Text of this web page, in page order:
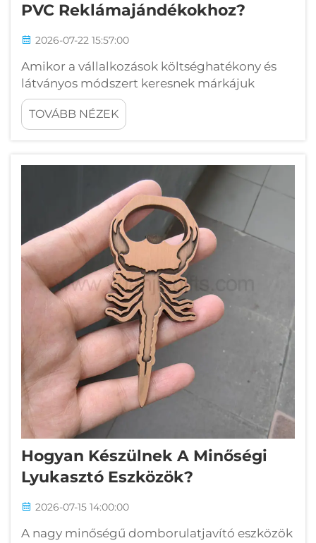
PVC Reklámajándékokhoz?
2026-07-22 15:57:00
Amikor a vállalkozások költséghatékony és
látványos módszert keresnek márkájuk
népszerűsítésére, a PVC reklámajándékok
mindig kiemelkedő választást nyújtanak.
Puha, tartós és rendkívül testreszabható
reklámajándékok...
TOVÁBB NÉZEK
Hogyan Készülnek A Minőségi
Lyukasztó Eszközök?
2026-07-15 14:00:00
A nagy minőségű domborulatjavító eszközök